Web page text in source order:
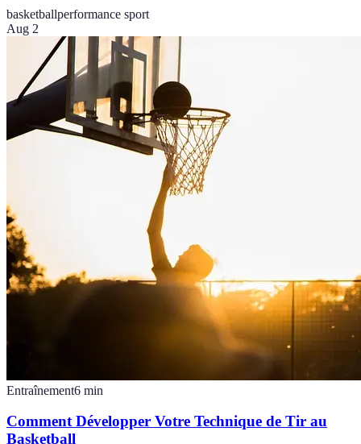
basketballperformance sport
Aug 2
Entraînement6 min
Comment Développer Votre Technique de Tir au
Basketball